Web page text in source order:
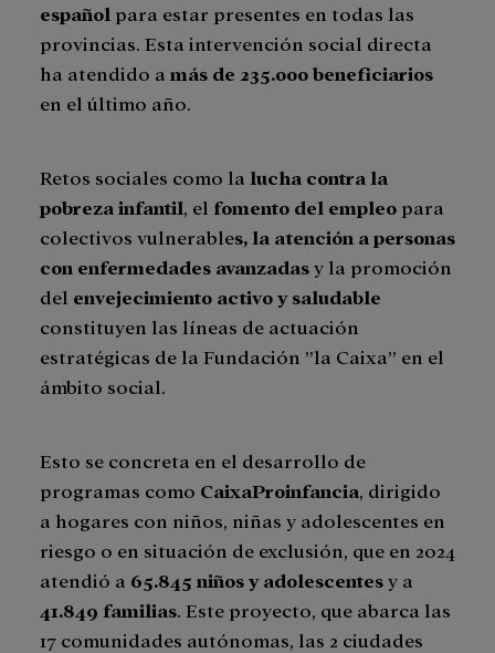
español para estar presentes en todas las
provincias. Esta intervención social directa
ha atendido a más de 235.000 beneficiarios
en el último año.
Retos sociales como la lucha contra la
pobreza infantil , el fomento del empleo para
colectivos vulnerables, la atención a personas
con enfermedades avanzadasy la promoción
del envejecimiento activo y saludable
constituyen las líneas de actuación
estratégicas de la Fundación ”la Caixa” en el
ámbito social.
Esto se concreta en el desarrollo de
programas como CaixaProinfancia , dirigido
a hogares con niños, niñas y adolescentes en
riesgo o en situación de exclusión, que en 2024
atendió a 65.845 niños y adolescentesy a
41.849 familias . Este proyecto, que abarca las
17 comunidades autónomas, las 2 ciudades